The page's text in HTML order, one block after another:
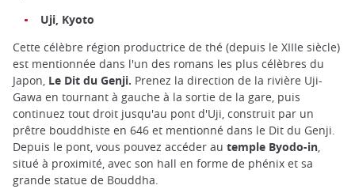
Uji, Kyoto
Cette célèbre région productrice de thé (depuis le XIIIe siècle)
est mentionnée dans l'un des romans les plus célèbres du
Japon, Le Dit du Genji. Prenez la direction de la rivière Uji-
Gawa en tournant à gauche à la sortie de la gare, puis
continuez tout droit jusqu'au pont d'Uji, construit par un
prêtre bouddhiste en 646 et mentionné dans le Dit du Genji.
Depuis le pont, vous pouvez accéder au temple Byodo-in,
situé à proximité, avec son hall en forme de phénix et sa
grande statue de Bouddha.